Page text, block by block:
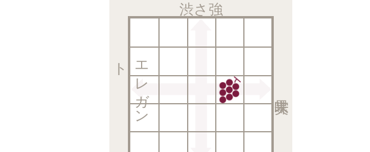
渋さ強
エ
レ
ガ
ン
ト